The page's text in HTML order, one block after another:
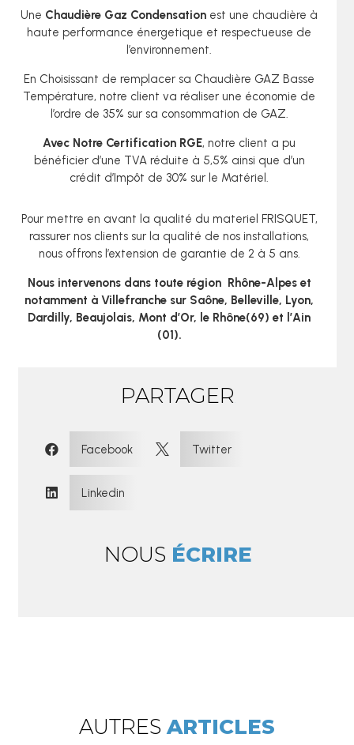
Une Chaudière Gaz Condensation est une chaudière à
haute performance énergetique et respectueuse de
l’environnement.
En Choisissant de remplacer sa Chaudière GAZ Basse
Température, notre client va réaliser une économie de
l’ordre de 35% sur sa consommation de GAZ.
Avec Notre Certification RGE, notre client a pu
bénéficier d’une TVA réduite à 5,5% ainsi que d’un
crédit d’Impôt de 30% sur le Matériel.
Pour mettre en avant la qualité du materiel FRISQUET,
rassurer nos clients sur la qualité de nos installations,
nous offrons l’extension de garantie de 2 à 5 ans.
Nous intervenons dans toute région Rhône-Alpes et
notamment à Villefranche sur Saône, Belleville, Lyon,
Dardilly, Beaujolais, Mont d’Or, le Rhône(69) et l’Ain
(01).
PARTAGER
 Facebook  Twitter
 Linkedin
NOUS ÉCRIRE
AUTRESARTICLES